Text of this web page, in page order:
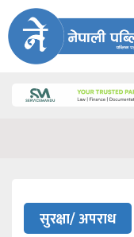
सुरक्षा/ अपराध